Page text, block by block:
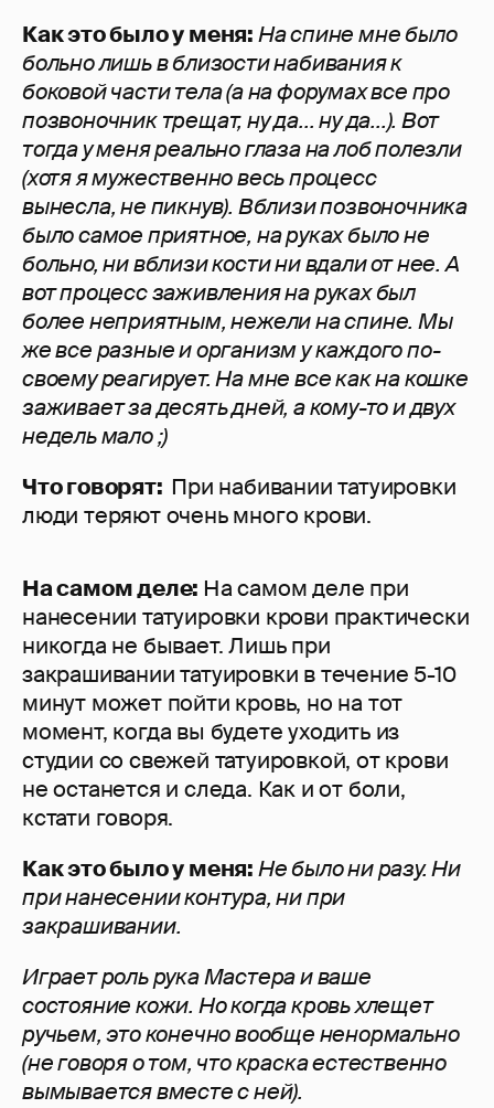
Как это было у меня:На спине мне было
больно лишь в близости набивания к
боковой части тела (а на форумах все про
позвоночник трещат, ну да... ну да...). Вот
тогда у меня реально глаза на лоб полезли
(хотя я мужественно весь процесс
вынесла, не пикнув). Вблизи позвоночника
было самое приятное, на руках было не
больно, ни вблизи кости ни вдали от нее. А
вот процесс заживления на руках был
более неприятным, нежели на спине. Мы
же все разные и организм у каждого по-
своему реагирует. На мне все как на кошке
заживает за десять дней, а кому-то и двух
недель мало ;)
Что говорят: При набивании татуировки
люди теряют очень много крови.
На самом деле: На самом деле при
нанесении татуировки крови практически
никогда не бывает. Лишь при
закрашивании татуировки в течение 5-10
минут может пойти кровь, но на тот
момент, когда вы будете уходить из
студии со свежей татуировкой, от крови
не останется и следа. Как и от боли,
кстати говоря.
Как это было у меня:Не было ни разу. Ни
при нанесении контура, ни при
закрашивании.
Играет роль рука Мастера и ваше
состояние кожи. Но когда кровь хлещет
ручьем, это конечно вообще ненормально
(не говоря о том, что краска естественно
вымывается вместе с ней).